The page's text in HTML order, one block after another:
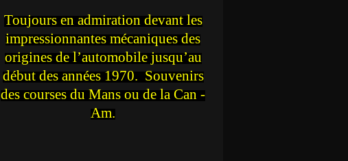
Toujours en admiration devant les
impressionnantes mécaniques des
origines de l’automobile jusqu’au
début des années 1970. Souvenirs
des courses du Mans ou de la Can -
Am.